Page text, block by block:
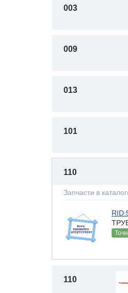
003
009
013
101
110
Запчасти в
110